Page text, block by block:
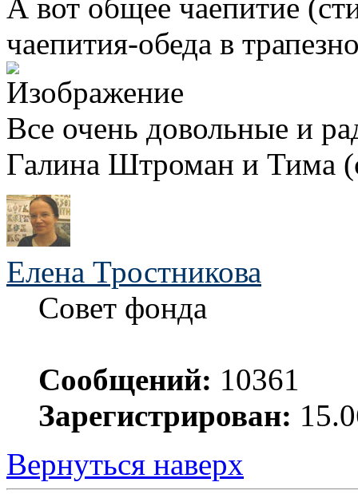
А вот общее чаепитие
чаепития-обеда в
Все очень довольные и
Галина Штроман и Тима
Елена Тростникова
Совет фонда
Сообщений: 10361
Зарегистрирован:
Вернуться наверх